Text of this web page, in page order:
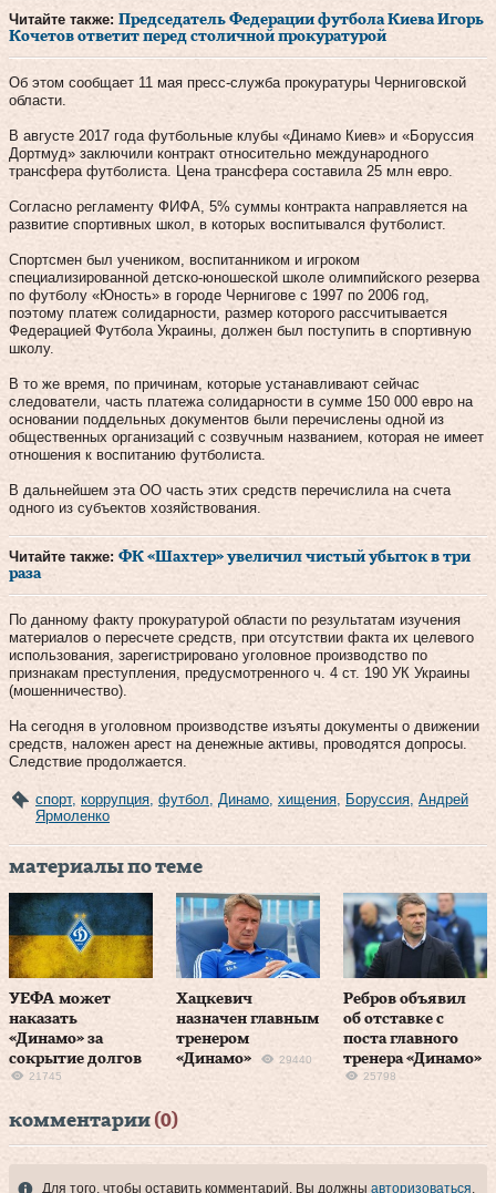
Читайте также: Председатель Федерации футбола Киева Игорь
Кочетов ответит перед столичной прокуратурой
Об этом сообщает 11 мая пресс-служба прокуратуры Черниговской
области.
В августе 2017 года футбольные клубы «Динамо Киев» и «Боруссия
Дортмуд» заключили контракт относительно международного
трансфера футболиста. Цена трансфера составила 25 млн евро.
Согласно регламенту ФИФА, 5% суммы контракта направляется на
развитие спортивных школ, в которых воспитывался футболист.
Спортсмен был учеником, воспитанником и игроком
специализированной детско-юношеской школе олимпийского резерва
по футболу «Юность» в городе Чернигове с 1997 по 2006 год,
поэтому платеж солидарности, размер которого рассчитывается
Федерацией Футбола Украины, должен был поступить в спортивную
школу.
В то же время, по причинам, которые устанавливают сейчас
следователи, часть платежа солидарности в сумме 150 000 евро на
основании поддельных документов были перечислены одной из
общественных организаций с созвучным названием, которая не имеет
отношения к воспитанию футболиста.
В дальнейшем эта ОО часть этих средств перечислила на счета
одного из субъектов хозяйствования.
Читайте также: ФК «Шахтер» увеличил чистый убыток в три
раза
По данному факту прокуратурой области по результатам изучения
материалов о пересчете средств, при отсутствии факта их целевого
использования, зарегистрировано уголовное производство по
признакам преступления, предусмотренного ч. 4 ст. 190 УК Украины
(мошенничество).
На сегодня в уголовном производстве изъяты документы о движении
средств, наложен арест на денежные активы, проводятся допросы.
Следствие продолжается.
спорт, коррупция футбол Динамо хищения Боруссия Андрей
Ярмоленко
материалы по теме
УЕФА может
наказать
«Динамо» за
сокрытие долгов
21745
Хацкевич
назначен главным
тренером
«Динамо»
29440
Ребров объявил
об отставке с
поста главного
тренера «Динамо»
25798
комментарии (0)
Для того, чтобы оставить комментарий, Вы должны авторизоваться.